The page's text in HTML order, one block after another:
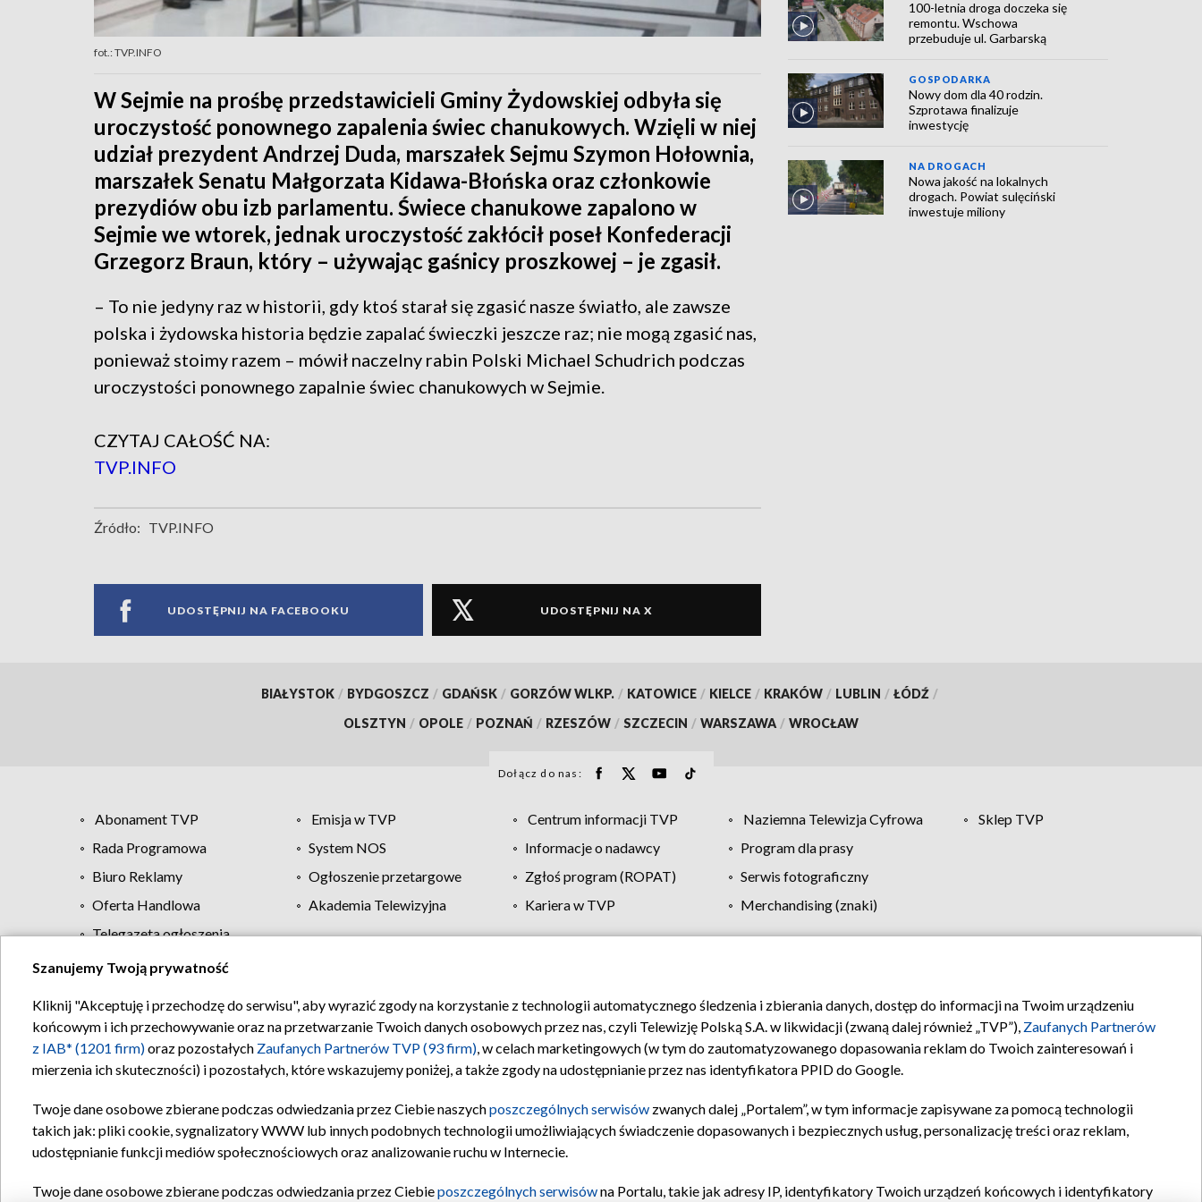
fot.: TVP.INFO
W Sejmie na prośbę przedstawicieli Gminy Żydowskiej odbyła się
uroczystość ponownego zapalenia świec chanukowych. Wzięli w niej
udział prezydent Andrzej Duda, marszałek Sejmu Szymon Hołownia,
marszałek Senatu Małgorzata Kidawa-Błońska oraz członkowie
prezydiów obu izb parlamentu. Świece chanukowe zapalono w
Sejmie we wtorek, jednak uroczystość zakłócił poseł Konfederacji
Grzegorz Braun, który – używając gaśnicy proszkowej – je zgasił.
– To nie jedyny raz w historii, gdy ktoś starał się zgasić nasze światło, ale zawsze
polska i żydowska historia będzie zapalać świeczki jeszcze raz; nie mogą zgasić nas,
ponieważ stoimy razem – mówił naczelny rabin Polski Michael Schudrich podczas
uroczystości ponownego zapalnie świec chanukowych w Sejmie.
CZYTAJ CAŁOŚĆ NA:
TVP.INFO
Źródło: TVP.INFO
UDOSTĘPNIJ NA FACEBOOKU UDOSTĘPNIJ NA X
100-letnia droga doczeka się
remontu. Wschowa
przebuduje ul. Garbarską
GOSPODARKA
Nowy dom dla 40 rodzin.
Szprotawa finalizuje
inwestycję
NA DROGACH
Nowa jakość na lokalnych
drogach. Powiat sulęciński
inwestuje miliony
BIAŁYSTOK / BYDGOSZCZ / GDAŃSK / GORZÓW WLKP. / KATOWICE / KIELCE / KRAKÓW / LUBLIN / ŁÓDŹ /
OLSZTYN / OPOLE / POZNAŃ / RZESZÓW / SZCZECIN / WARSZAWA / WROCŁAW
Dołącz do nas:
Abonament TVP Emisja w TVP Centrum informacji TVP Naziemna Telewizja Cyfrowa
Sklep TVP
Rada Programowa
System NOS Informacje o nadawcy
Program dla prasy
Biuro Reklamy
Ogłoszenie przetargowe Zgłoś program (ROPAT)
Serwis fotograficzny
Oferta Handlowa
Akademia Telewizyjna Kariera w TVP
Merchandising (znaki)
Telegazeta ogłoszenia
Regulamin TVP Polityka prywatności Moje zgody Pomoc Biuro reklamy Kontakt
Szanujemy Twoją prywatność
Kliknij "Akceptuję i przechodzę do serwisu", aby wyrazić zgody na korzystanie z technologii automatycznego śledzenia i zbierania danych, dostęp do informacji na Twoim urządzeniu
końcowym i ich przechowywanie oraz na przetwarzanie Twoich danych osobowych przez nas, czyli Telewizję Polską S.A. w likwidacji (zwaną dalej również „TVP”), Zaufanych Partnerów
z IAB* (1201 firm)oraz pozostałych Zaufanych Partnerów TVP (93 firm), w celach marketingowych (w tym do zautomatyzowanego dopasowania reklam do Twoich zainteresowań i
mierzenia ich skuteczności) i pozostałych, które wskazujemy poniżej, a także zgody na udostępnianie przez nas identyfikatora PPID do Google.
Twoje dane osobowe zbierane podczas odwiedzania przez Ciebie naszychposzczególnych serwisów zwanych dalej „Portalem”, w tym informacje zapisywane za pomocą technologii
takich jak: pliki cookie, sygnalizatory WWW lub innych podobnych technologii umożliwiających świadczenie dopasowanych i bezpiecznych usług, personalizację treści oraz reklam,
udostępnianie funkcji mediów społecznościowych oraz analizowanie ruchu w Internecie.
Twoje dane osobowe zbierane podczas odwiedzania przez Ciebieposzczególnych serwisówna Portalu, takie jak adresy IP, identyfikatory Twoich urządzeń końcowych i identyfikatory